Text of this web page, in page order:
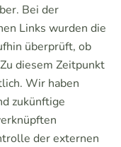
Bei der
Links wurden die
überprüft, ob
diesem Zeitpunkt
Wir haben
zukünftige
der externen